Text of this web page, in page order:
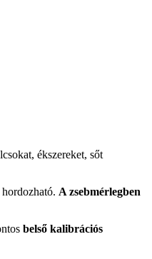
ékszereket, sőt
A zsebmérlegben
belső kalibrációs